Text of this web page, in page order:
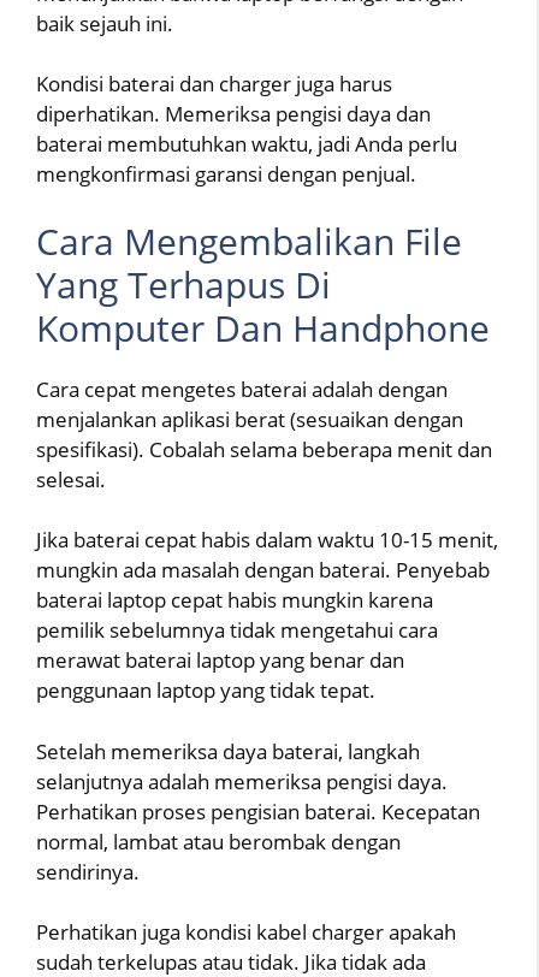
baik sejauh ini.
Kondisi baterai dan charger juga harus
diperhatikan. Memeriksa pengisi daya dan
baterai membutuhkan waktu, jadi Anda perlu
mengkonfirmasi garansi dengan penjual.
Cara Mengembalikan File
Yang Terhapus Di
Komputer Dan Handphone
Cara cepat mengetes baterai adalah dengan
menjalankan aplikasi berat (sesuaikan dengan
spesifikasi). Cobalah selama beberapa menit dan
selesai.
Jika baterai cepat habis dalam waktu 10-15 menit,
mungkin ada masalah dengan baterai. Penyebab
baterai laptop cepat habis mungkin karena
pemilik sebelumnya tidak mengetahui cara
merawat baterai laptop yang benar dan
penggunaan laptop yang tidak tepat.
Setelah memeriksa daya baterai, langkah
selanjutnya adalah memeriksa pengisi daya.
Perhatikan proses pengisian baterai. Kecepatan
normal, lambat atau berombak dengan
sendirinya.
Perhatikan juga kondisi kabel charger apakah
sudah terkelupas atau tidak. Jika tidak ada